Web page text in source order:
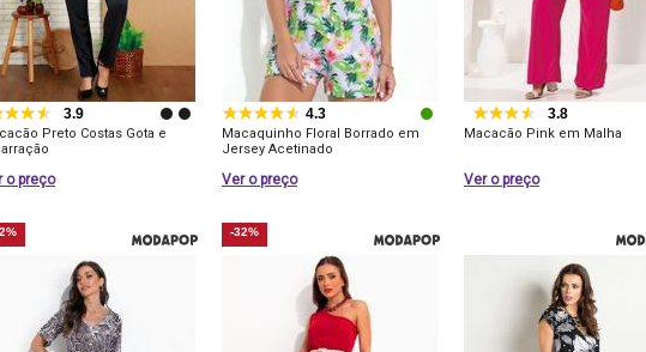
3.9
Preto Costas Gota e
o preço
4.3
Macaquinho Floral Borrado em
Jersey Acetinado
Ver o preço
3.8
Macacão Pink em Malha
Ver o preço
-32%